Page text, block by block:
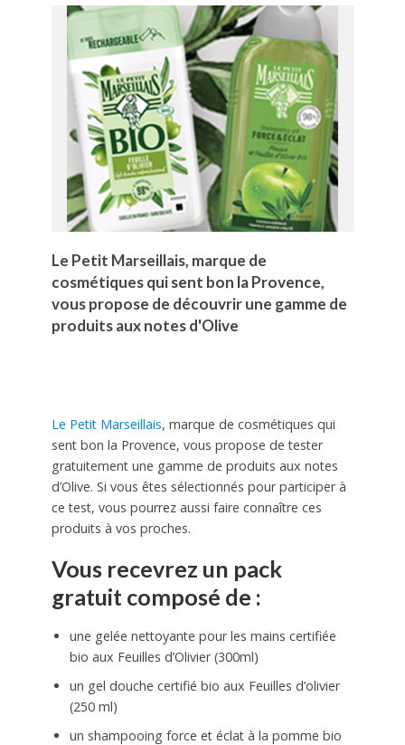
Le Petit Marseillais, marque de
cosmétiques qui sent bon la Provence,
vous propose de découvrir une gamme de
produits aux notes d'Olive
Le Petit Marseillais, marque de cosmétiques qui
sent bon la Provence, vous propose de tester
gratuitement une gamme de produits aux notes
d’Olive. Si vous êtes sélectionnés pour participer à
ce test, vous pourrez aussi faire connaître ces
produits à vos proches.
Vous recevrez un pack
gratuit composé de :
une gelée nettoyante pour les mains certifiée
bio aux Feuilles d’Olivier (300ml)
un gel douche certifié bio aux Feuilles d’olivier
(250 ml)
un shampooing force et éclat à la pomme bio